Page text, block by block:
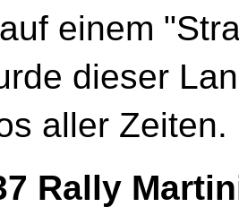
einem
dieser
aller Zeiten.
Rally